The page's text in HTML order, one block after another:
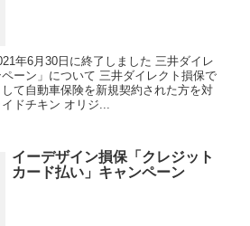
年6月30日に終了しました 三井ダイレ
ーン」について 三井ダイレクト損保で
て自動車保険を新規契約された方を対
ドチキン オリジ...
イーデザイン損保「クレジット
カード払い」キャンペーン